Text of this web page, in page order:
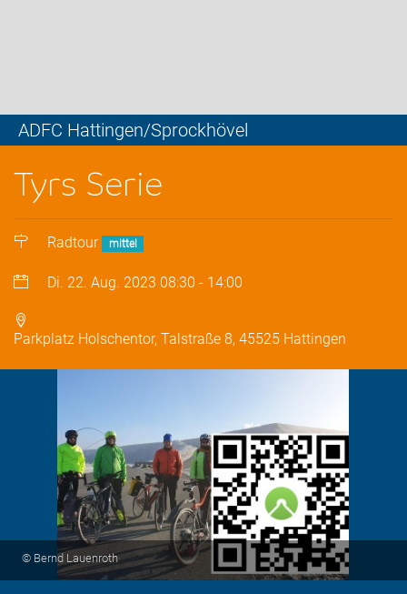
ADFC Hattingen/Sprockhövel
Tyrs Serie
Radtour mittel
Di. 22. Aug. 2023 08:30 - 14:00
Parkplatz Holschentor, Talstraße 8, 45525 Hattingen
© Bernd Lauenroth